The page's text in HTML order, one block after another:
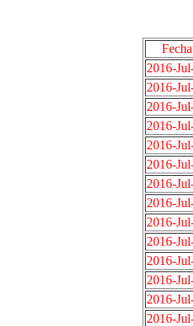
Fecha
2016-
2016-
2016-
2016-
2016-
2016-
2016-
2016-
2016-
2016-
2016-
2016-
2016-
2016-